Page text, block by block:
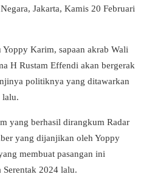
Jakarta, Kamis 20 Februari
Karim, sapaan akrab Wali
H Rustam Effendi akan bergerak
politiknya yang ditawarkan
lalu.
yang berhasil dirangkum Radar
yang dijanjikan oleh Yoppy
membuat pasangan ini
Serentak 2024 lalu.